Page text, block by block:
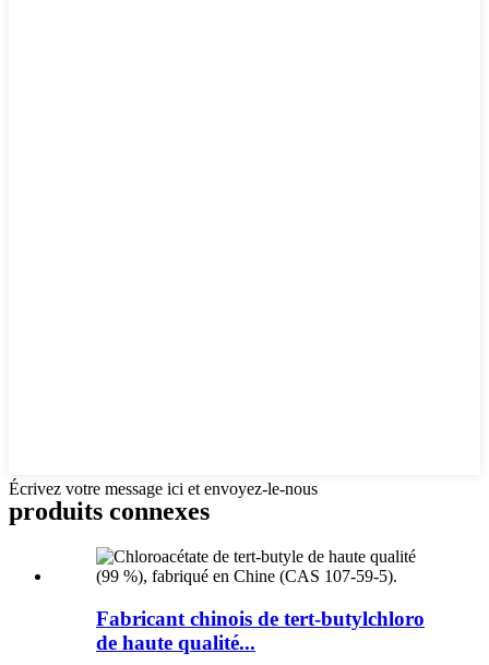
Écrivez votre message ici et envoyez-le-nous
produits connexes
Fabricant chinois de tert-butylchloro
de haute qualité...